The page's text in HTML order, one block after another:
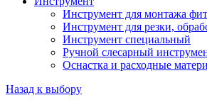
Инструмент для монтажа
Инструмент для резки,
Инструмент специальный
Ручной слесарный
Оснастка и расходные
Назад к выбору